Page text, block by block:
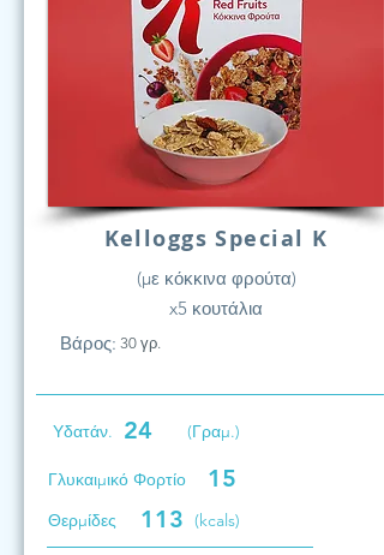
Kelloggs Special K
(με κόκκινα φρούτα)
x5 κουτάλια
Βάρος: 30 γρ.
Υδατάν. 24 (Γραμ.)
Γλυκαιμικό Φορτίο 15
Θερμίδες 113 (kcals)